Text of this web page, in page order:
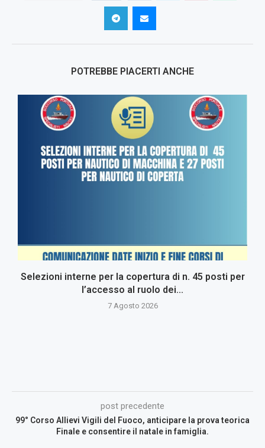
POTREBBE PIACERTI ANCHE
Selezioni interne per la copertura di n. 45 posti per
l’accesso al ruolo dei...
7 Agosto 2026
post precedente
99° Corso Allievi Vigili del Fuoco, anticipare la prova teorica
Finale e consentire il natale in famiglia.